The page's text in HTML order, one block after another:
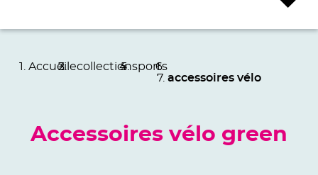
Accueil ecollectionsports
accessoires vélo
Accessoires vélo green